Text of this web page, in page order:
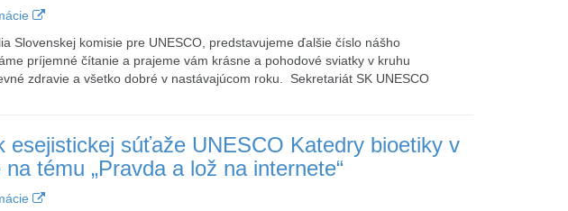
Slovenskej komisie pre UNESCO, predstavujeme ďalšie číslo nášho
príjemné čítanie a prajeme vám krásne a pohodové sviatky v kruhu
zdravie a všetko dobré v nastávajúcom roku. Sekretariát SK UNESCO
esejistickej súťaže UNESCO Katedry bioetiky v
na tému „Pravda a lož na internete“